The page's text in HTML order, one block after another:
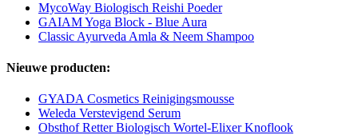
MycoWay Biologisch Reishi Poeder
GAIAM Yoga Block - Blue Aura
Classic Ayurveda Amla & Neem Shampoo
Nieuwe producten:
GYADA Cosmetics Reinigingsmousse
Weleda Verstevigend Serum
Obsthof Retter Biologisch Wortel-Elixer Knoflook